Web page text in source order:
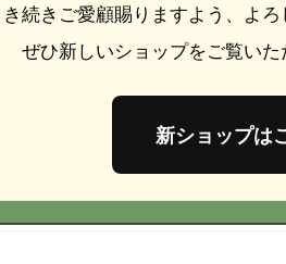
続きご愛顧賜りますよう、よろ
ぜひ新しいショップをご覧いた
新ショップは